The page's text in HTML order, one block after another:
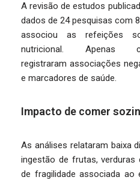
A revisão de estudos
dados de 24 pesquisas com
associou as refeições
nutricional. Apenas
registraram associações
e marcadores de saúde.
Impacto de comer
As análises relataram baixa
ingestão de frutas,
de fragilidade associada ao